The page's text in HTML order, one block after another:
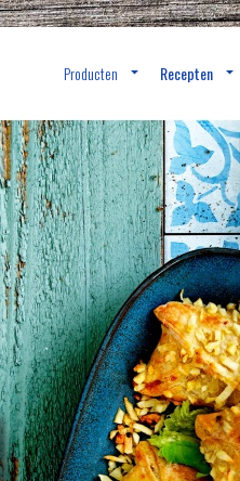
Producten Recepten